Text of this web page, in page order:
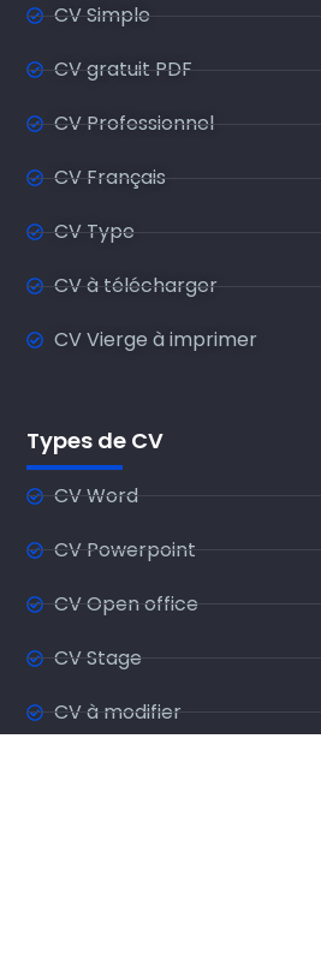
CV Simple
CV gratuit PDF
CV Professionnel
CV Français
CV Type
CV à télécharger
CV Vierge à imprimer
Types de CV
CV Word
CV Powerpoint
CV Open office
CV Stage
CV à modifier